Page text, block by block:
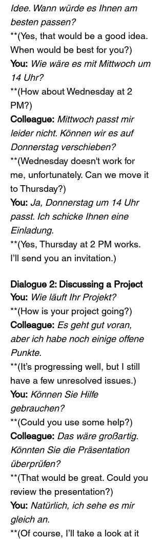
Idee. Wann würde es Ihnen am
besten passen?
**(Yes, that would be a good idea.
When would be best for you?)
You: Wie wäre es mit Mittwoch um
14 Uhr?
**(How about Wednesday at 2
PM?)
Colleague: Mittwoch passt mir
leider nicht. Können wir es auf
Donnerstag verschieben?
**(Wednesday doesn't work for
me, unfortunately. Can we move it
to Thursday?)
You: Ja, Donnerstag um 14 Uhr
passt. Ich schicke Ihnen eine
Einladung.
**(Yes, Thursday at 2 PM works.
I’ll send you an invitation.)
Dialogue 2: Discussing a Project
You: Wie läuft Ihr Projekt?
**(How is your project going?)
Colleague: Es geht gut voran,
aber ich habe noch einige offene
Punkte.
**(It’s progressing well, but I still
have a few unresolved issues.)
You: Können Sie Hilfe
gebrauchen?
**(Could you use some help?)
Colleague: Das wäre großartig.
Könnten Sie die Präsentation
überprüfen?
**(That would be great. Could you
review the presentation?)
You: Natürlich, ich sehe es mir
gleich an.
**(Of course, I’ll take a look at it